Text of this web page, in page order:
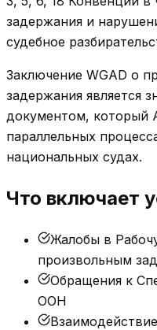
задержания и
судебное
Заключение WGAD о
задержания является
документом, который
параллельных
национальных судах.
Что включает
Жалобы в
произвольным
Обращения к
ООН